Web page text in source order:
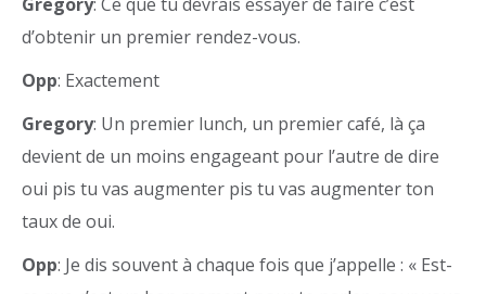
d’obtenir un premier rendez-vous.
Opp: Exactement
Gregory: Un premier lunch, un premier café, là ça
devient de un moins engageant pour l’autre de dire
oui pis tu vas augmenter pis tu vas augmenter ton
taux de oui.
Opp: Je dis souvent à chaque fois que j’appelle : « Est-